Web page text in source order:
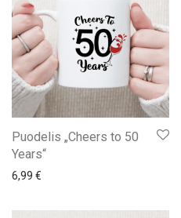
Puodelis „Cheers to 50
Years“
6,99 €